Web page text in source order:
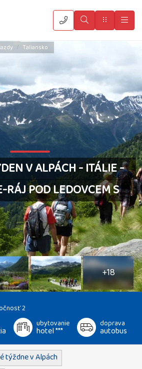
VyhledatMenu
Taliansko
V ALPÁCH - ITÁLIE -
RÁJ POD LEDOVCEM S
+18
2
ubytovanie
hotel ***
doprava
autobus
týždne v Alpách